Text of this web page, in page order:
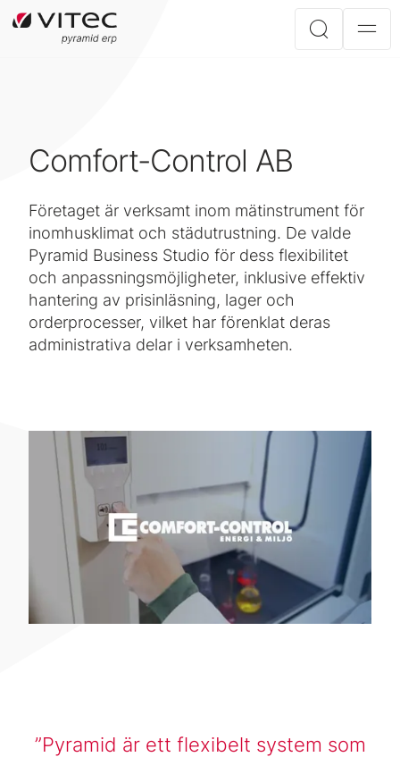
Comfort-Control AB
Företaget är verksamt inom mätinstrument för
inomhusklimat och städutrustning. De valde
Pyramid Business Studio för dess flexibilitet
och anpassningsmöjligheter, inklusive effektiv
hantering av prisinläsning, lager och
orderprocesser, vilket har förenklat deras
administrativa delar i verksamheten.
Pyramid är ett flexibelt system som